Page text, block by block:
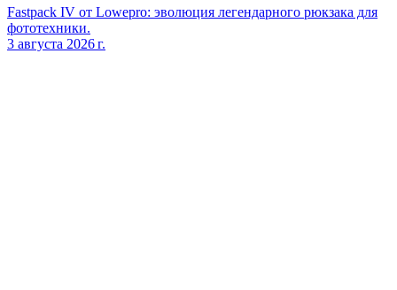
Fastpack IV от Lowepro: эволюция легендарного рюкзака для
фототехники.
3 августа 2026 г.